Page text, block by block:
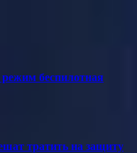
беспилотная
тратить на защиту